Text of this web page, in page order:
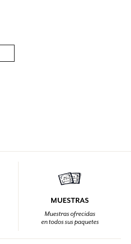
MUESTRAS
Muestras ofrecidas
en todos sus paquetes